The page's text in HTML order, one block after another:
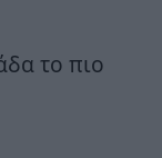
το πιο